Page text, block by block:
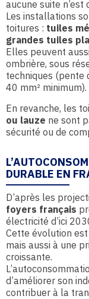
aucune suite n’est
Les installations
toitures : tuiles
grandes tuiles
Elles peuvent
ombrière, sous
techniques (pente
40 mm² minimum).
En revanche, les
ou lauze ne sont
sécurité ou de
DURABLE EN
D’après les
foyers français
électricité d’ici
Cette évolution
mais aussi à une
croissante.
d’améliorer son
contribuer à la